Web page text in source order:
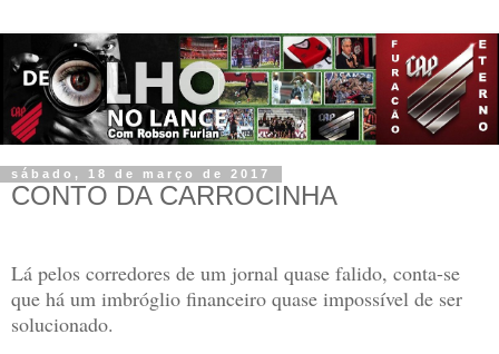
sábado, 18 de março de 2017
CONTO DA CARROCINHA
Lá pelos corredores de um jornal quase falido, conta-se
que há um imbróglio financeiro quase impossível de ser
solucionado.